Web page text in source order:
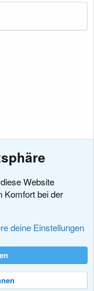
Website
Komfort bei der
deine Einstellungen